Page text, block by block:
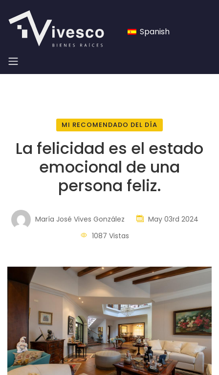
Spanish
MI RECOMENDADO DEL DÍA
La felicidad es el estado
emocional de una
persona feliz.
María José Vives González
May 03rd 2024
1087 Vistas